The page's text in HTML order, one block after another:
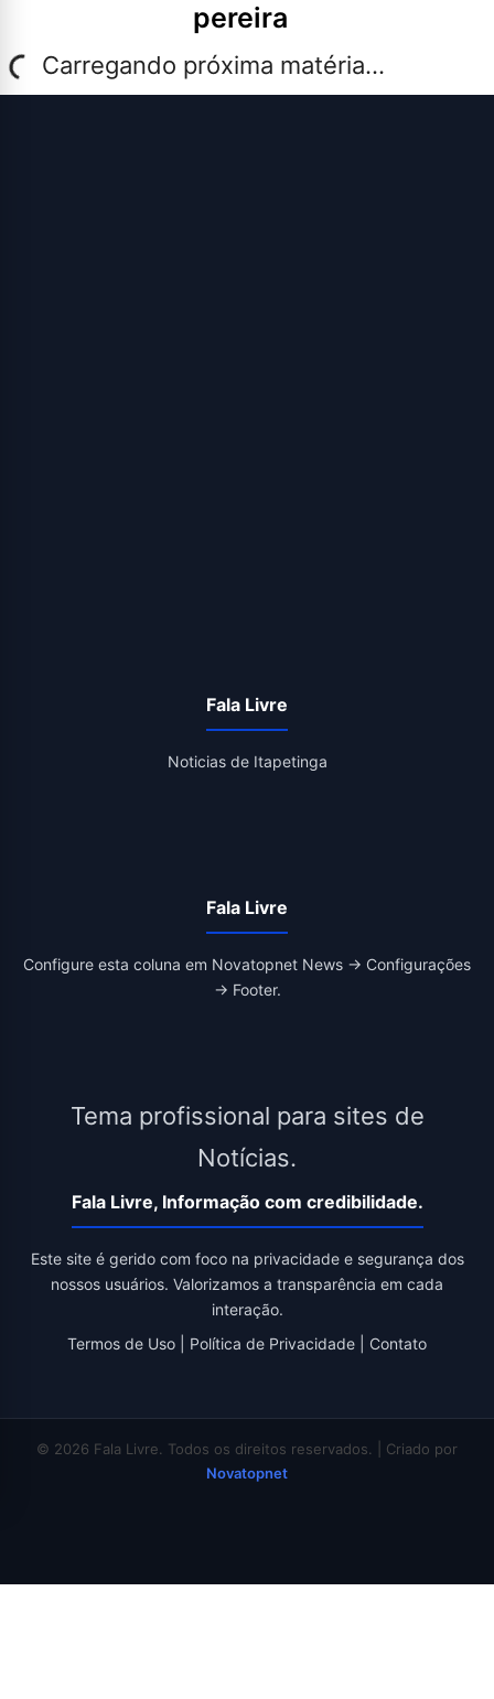
pereira
Carregando próxima matéria...
Fala Livre
Noticias de Itapetinga
Fala Livre
Configure esta coluna em Novatopnet News → Configurações
→ Footer.
Tema profissional para sites de
Notícias.
Fala Livre, Informação com credibilidade.
Este site é gerido com foco na privacidade e segurança dos
nossos usuários. Valorizamos a transparência em cada
interação.
Termos de Uso
Política de Privacidade Contato
© 2026 Fala Livre. Todos os direitos reservados. | Criado por
Novatopnet